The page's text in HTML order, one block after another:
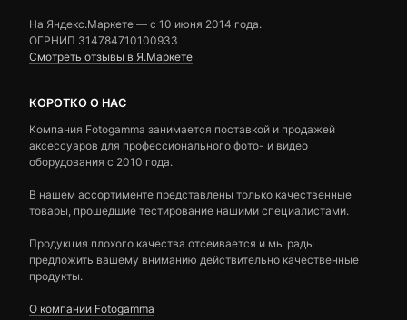
На Яндекс.Маркете — c 10 июня 2014 года.
ОГРНИП 314784710100933
Смотреть отзывы в Я.Маркете
КОРОТКО О НАС
Компания Fotogamma занимается поставкой и продажей
аксессуаров для профессионального фото- и видео
оборудования с 2010 года.
В нашем ассортименте представлены только качественные
товары, прошедшие тестирование нашими специалистами.
Продукция плохого качества отсеивается и мы рады
предложить вашему вниманию действительно качественные
продукты.
О компании Fotogamma